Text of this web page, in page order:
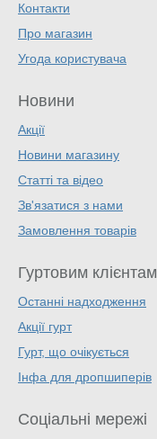
Контакти
Про магазин
Угода користувача
Новини
Акції
Новини магазину
Статті та відео
Зв'язатися з нами
Замовлення товарів
Гуртовим клієнтам
Останні надходження
Акції гурт
Гурт, що очікується
Інфа для дропшиперів
Соціальні мережі